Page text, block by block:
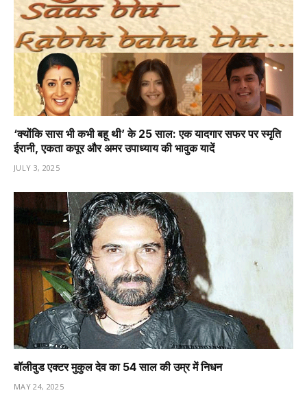
‘क्योंकि सास भी कभी बहू थी’ के 25 साल: एक यादगार सफर पर स्मृति
ईरानी, एकता कपूर और अमर उपाध्याय की भावुक यादें
JULY 3, 2025
बॉलीवुड एक्टर मुकुल देव का 54 साल की उम्र में निधन
MAY 24, 2025